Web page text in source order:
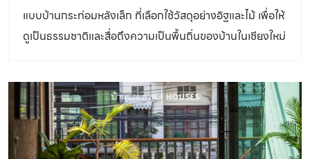
แบบบ้านกระท่อมหลังเล็ก ที่เลือกใช้วัสดุอย่างอิฐและไม้ เพื่อให้
ดูเป็นธรรมชาติและสื่อถึงความเป็นพื้นถิ่นของบ้านในเชียงใหม่